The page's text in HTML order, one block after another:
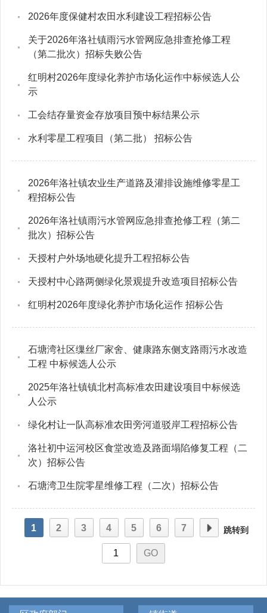
2026年度保健村农田水利建设工程招标公告
关于2026年洛社镇雨污水管网应急排查抢修工程
（第二批次）招标失败公告
红明村2026年度绿化养护市场化运作中标候选人公
示
工会结存量资金存放项目预中标结果公示
水利零星工程项目（第二批） 招标公告
2026年洛社镇农业生产道路及灌排设施维修零星工
程招标公告
2026年洛社镇雨污水管网应急排查抢修工程（第二
批次）招标公告
天授村户外场地硬化提升工程招标公告
天授村中心路两侧绿化景观提升改造项目招标公告
红明村2026年度绿化养护市场化运作 招标公告
石塘湾社区缫丝厂家舍、健康路东侧支路雨污水改造
工程 中标候选人公示
2025年洛社镇镇北村高标准农田建设项目中标候选
人公示
绿化村让一队高标准农田旁河道驳岸工程招标公告
洛社初中运河校区食堂改造及路面塌陷修复工程（二
次）招标公告
石塘湾卫生院零星维修工程（二次）招标公告
1 2 3 4 5 6 7 跳转到